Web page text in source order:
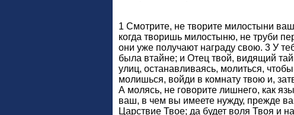
1 Смотрите, не творите милостыни
когда творишь милостыню, не труби
они уже получают награду свою. 3 У
была втайне; и Отец твой, видящий
улиц, останавливаясь, молиться,
молишься, войди в комнату твою и,
А молясь, не говорите лишнего, как
ваш, в чем вы имеете нужду, прежде
Царствие Твое; да будет воля Твоя и